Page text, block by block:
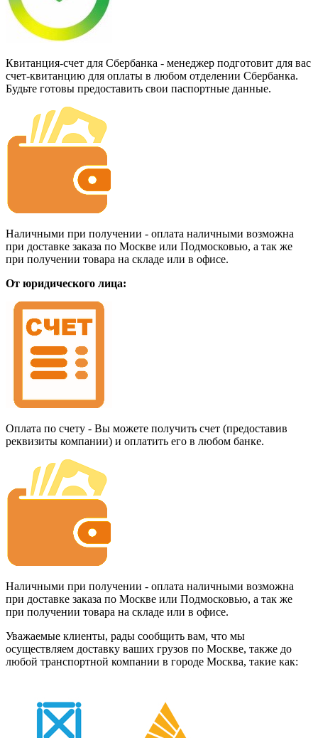
Квитанция-счет для Сбербанка - менеджер подготовит для вас
счет-квитанцию для оплаты в любом отделении Сбербанка.
Будьте готовы предоставить свои паспортные данные.
Наличными при получении - оплата наличными возможна
при доставке заказа по Москве или Подмосковью, а так же
при получении товара на складе или в офисе.
От юридического лица:
Оплата по счету - Вы можете получить счет (предоставив
реквизиты компании) и оплатить его в любом банке.
Наличными при получении - оплата наличными возможна
при доставке заказа по Москве или Подмосковью, а так же
при получении товара на складе или в офисе.
Уважаемые клиенты, рады сообщить вам, что мы
осуществляем доставку ваших грузов по Москве, также до
любой транспортной компании в городе Москва, такие как: